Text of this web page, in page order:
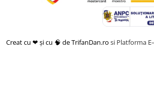
Creat cu ❤ și cu 🧠 de TrifanDan.ro si Platforma